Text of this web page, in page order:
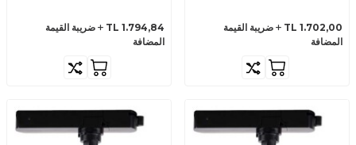
1.702,00
ضريبة القيمة
المضافة
1.794,84
ضريبة القيمة
المضافة